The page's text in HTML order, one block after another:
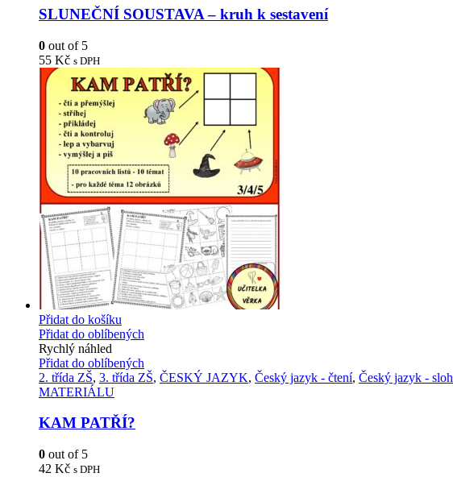
SLUNEČNÍ SOUSTAVA – kruh k sestavení
0 out of 5
55 Kč s DPH
Přidat do košíku
Přidat do oblíbených
Rychlý náhled
Přidat do oblíbených
2. třída ZŠ, 3. třída ZŠ, ČESKÝ JAZYK, Český jazyk - čtení, Český jazyk - sloh
MATERIÁLU
KAM PATŘÍ?
0 out of 5
42 Kč s DPH